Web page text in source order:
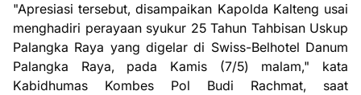
"Apresiasi tersebut, disampaikan Kapolda Kalteng usai
menghadiri perayaan syukur 25 Tahun Tahbisan Uskup
Palangka Raya yang digelar di Swiss-Belhotel Danum
Palangka Raya, pada Kamis (7/5) malam," kata
Kabidhumas Kombes Pol Budi Rachmat, saat